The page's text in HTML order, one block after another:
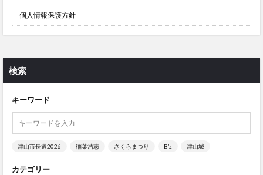
個人情報保護方針
検索
キーワード
津山市長選2026 稲葉浩志 さくらまつり B’z 津山城
カテゴリー